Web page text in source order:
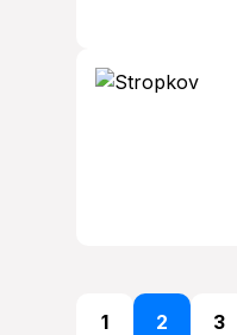
1 2 3